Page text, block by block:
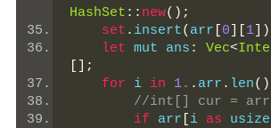
HashSet :: new();
set . insert( arr 0 1
let mut ans : Vec<
[];
for i in 1. . arr . len()
//int[] cur =
if arr i as usize